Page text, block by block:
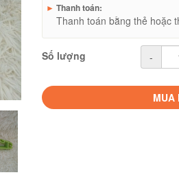
► Thanh toán:
Thanh toán bằng thẻ hoặc
Số lượng -
MUA